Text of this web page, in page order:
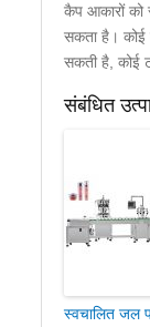
कैप आकारों को
सकता है। कोई
सकती है, कोई
संबंधित
स्वचालित जल